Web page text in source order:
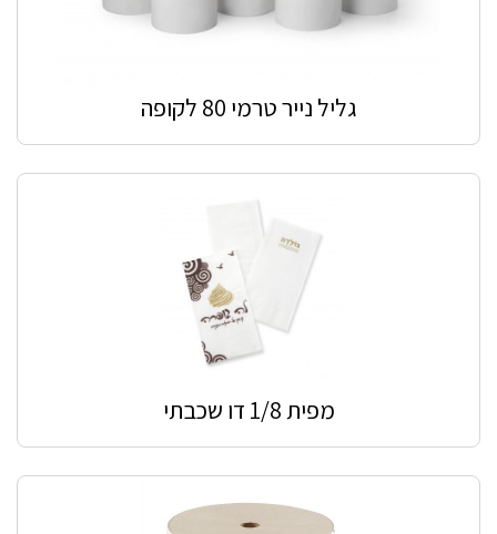
גליל נייר טרמי 80 לקופה
מפית 1/8 דו שכבתי